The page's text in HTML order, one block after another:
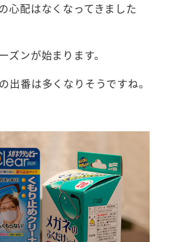
心配はなくなってきました
ズンが始まります。
出番は多くなりそうですね。